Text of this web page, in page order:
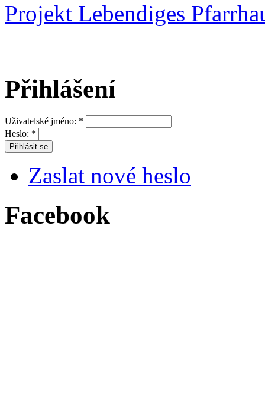
Projekt Lebendiges
Přihlášení
Uživatelské jméno: *
Heslo: *
Zaslat nové heslo
Facebook